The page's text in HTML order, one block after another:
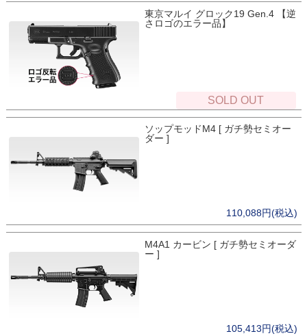
東京マルイ グロック19 Gen.4 【逆
さロゴのエラー品】
SOLD OUT
ソップモッドM4 [ ガチ勢セミオー
ダー ]
110,088円(税込)
M4A1 カービン [ ガチ勢セミオーダ
ー ]
105,413円(税込)